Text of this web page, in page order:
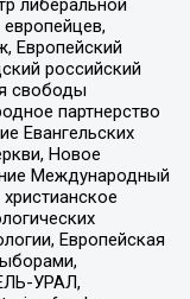
либеральной
Европейский
российский
свободы
партнерство
Евангельских
Новое
Международный
Европейская
УРАЛ,